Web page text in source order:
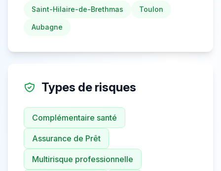
Saint-Hilaire-de-Brethmas Toulon
Aubagne
Types de risques
Complémentaire santé
Assurance de Prêt
Multirisque professionnelle